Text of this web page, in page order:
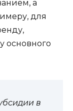
а
для
основного
в